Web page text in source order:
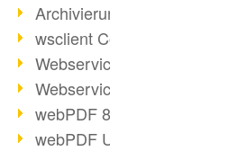
Archivierung & Migration
wsclient Converter
Webservice Toolbox (3)
Webservice PDF/A
webPDF 8 Neuerungen (Teil 2)
webPDF Update 8.0.0.2058